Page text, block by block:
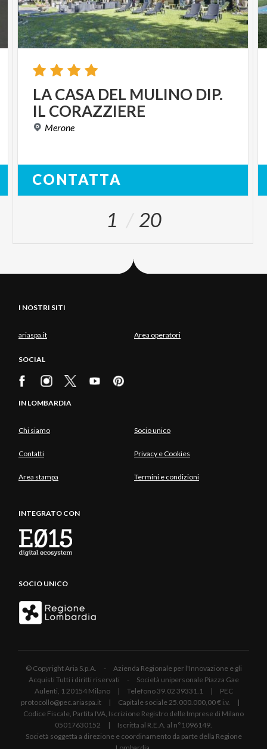
LACASA DEL MULINO DIP.
IL CORAZZIERE
Merone
CONTATTA
1 20
I NOSTRI SITI
ariaspa.it Area operatori
SOCIAL
IN LOMBARDIA
Chi siamo Socio unico
Contatti Privacy e Cookies
Area stampa Termini e condizioni
INTEGRATO CON
SOCIO UNICO
© Copyright Aria S.p.A. - Azienda Regionale per l'Innovazione e gli
Acquisti Tutti i diritti riservati - Società unipersonale Piazza Gae
Aulenti, 1 20154 Milano | Telefono 39.02 39331.1 | PEC
protocollo@pec.ariaspa.it | Capitale sociale 25.000.000,00 € i.v. |
Codice Fiscale, Partita IVA, Iscrizione Registro delle Imprese di Milano
05017630152 | Iscritta al R.E.A. al n°1096149.
Società soggetta a direzione e coordinamento da parte della Regione